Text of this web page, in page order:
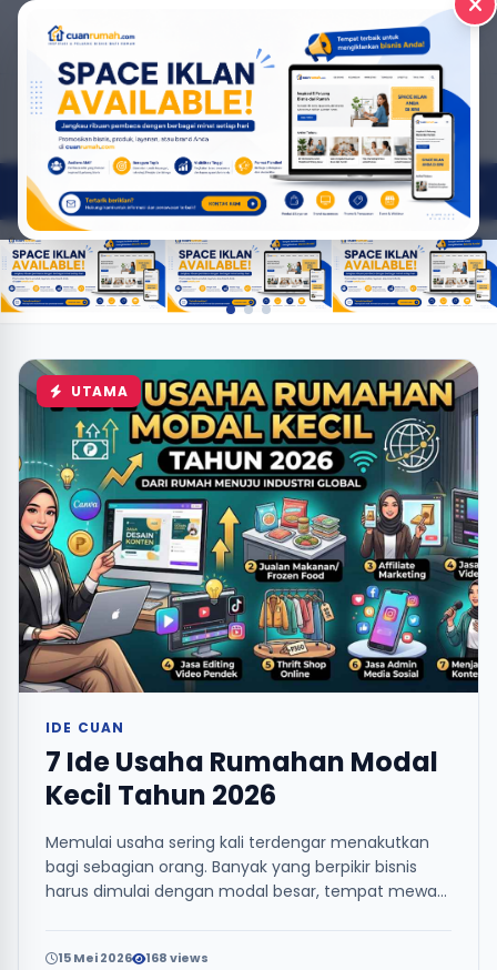
Home Berita video Kontak Tentang Kami
UTAMA
IDE CUAN
7 Ide Usaha Rumahan Modal
Kecil Tahun 2026
Memulai usaha sering kali terdengar menakutkan
bagi sebagian orang. Banyak yang berpikir bisnis
harus dimulai dengan modal besar, tempat mewah,
15 Mei 2026 168 views